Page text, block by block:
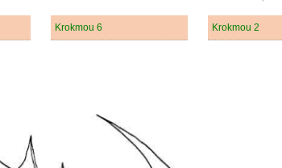
Krokmou 6 Krokmou 2